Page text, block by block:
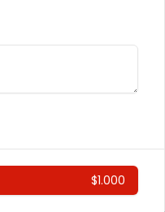
Cajita Lenguita de
$1.000